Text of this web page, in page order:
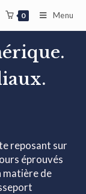
0 Menu
reposant sur
éprouvés
matière de